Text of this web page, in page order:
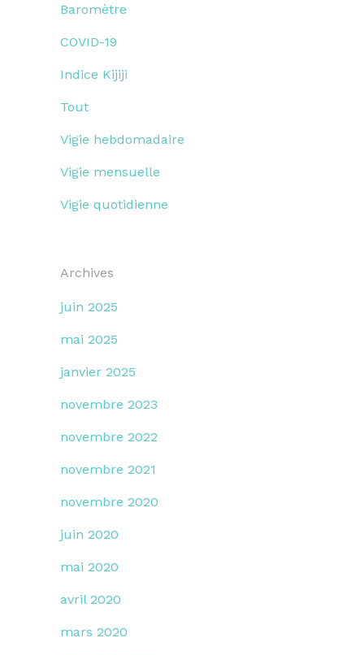
Baromètre
COVID-19
Indice Kijiji
Tout
Vigie hebdomadaire
Vigie mensuelle
Vigie quotidienne
Archives
juin 2025
mai 2025
janvier 2025
novembre 2023
novembre 2022
novembre 2021
novembre 2020
juin 2020
mai 2020
avril 2020
mars 2020